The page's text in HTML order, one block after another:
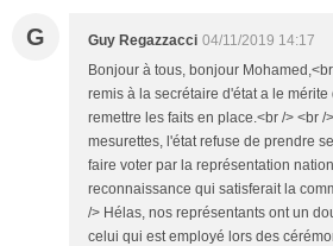
G Guy Regazzacci 04/11/2019 14:17
Bonjour à tous, bonjour
remis à la secrétaire d'état a le
remettre les faits en place.<br /> <br /
mesurettes, l'état refuse de prendre
faire voter par la représentation
reconnaissance qui satisferait la
/> Hélas, nos représentants ont un
celui qui est employé lors des